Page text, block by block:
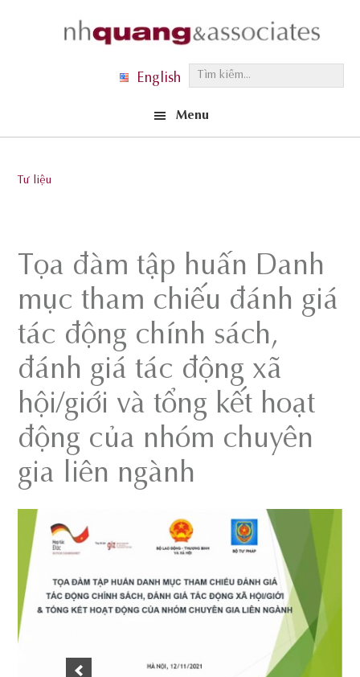
m
.
English
Menu
Tư liệu
Tọa đàm tập huấn Danh
mục tham chiếu đánh giá
tác động chính sách,
đánh giá tác động xã
hội/giới và tổng kết hoạt
động của nhóm chuyên
gia liên ngành